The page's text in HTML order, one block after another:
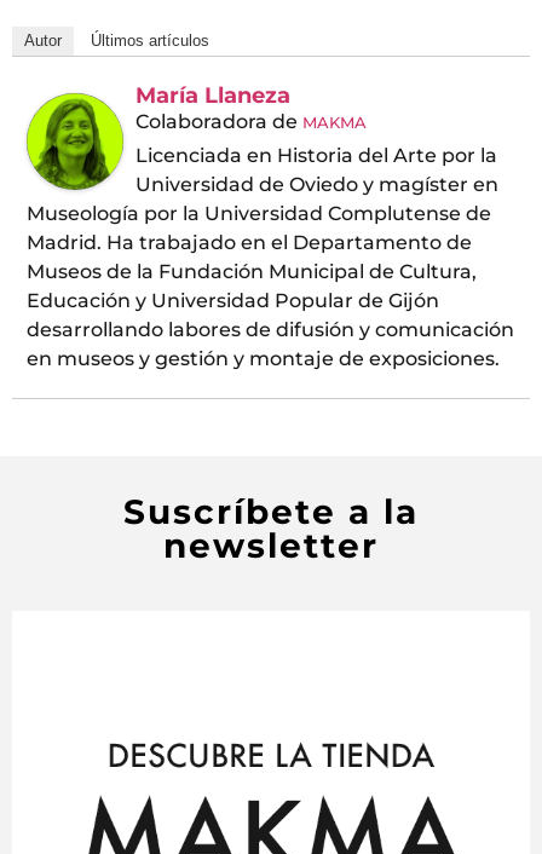
Autor Últimos artículos
María Llaneza
Colaboradora de MAKMA
Licenciada en Historia del Arte por la
Universidad de Oviedo y magíster en
Museología por la Universidad Complutense de
Madrid. Ha trabajado en el Departamento de
Museos de la Fundación Municipal de Cultura,
Educación y Universidad Popular de Gijón
desarrollando labores de difusión y comunicación
en museos y gestión y montaje de exposiciones.
Suscríbete a la
newsletter